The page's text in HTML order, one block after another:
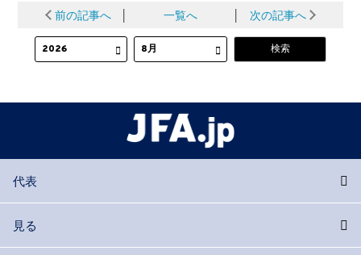
前の記事へ │ 一覧へ │ 次の記事へ
代表
見る